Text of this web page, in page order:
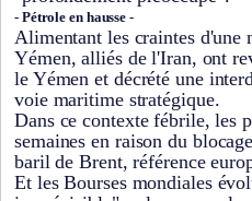
- Pétrole en hausse -
Alimentant les craintes d'une
Yémen, alliés de l'Iran, ont
le Yémen et décrété une
voie maritime stratégique.
Dans ce contexte fébrile, les
semaines en raison du
baril de Brent, référence
Et les Bourses mondiales